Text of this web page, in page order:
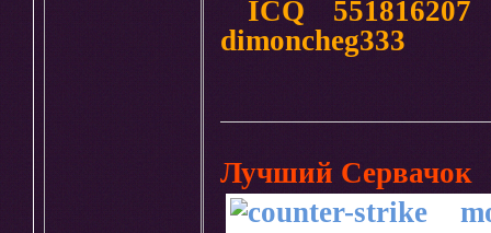
ICQ
dimoncheg333
Лучший Сервачок